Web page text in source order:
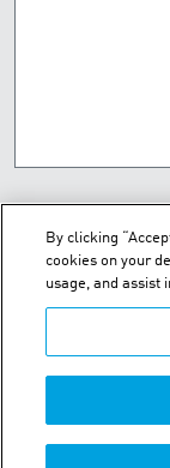
Via De Vizzi
By clicking
cookies on your
usage, and assist